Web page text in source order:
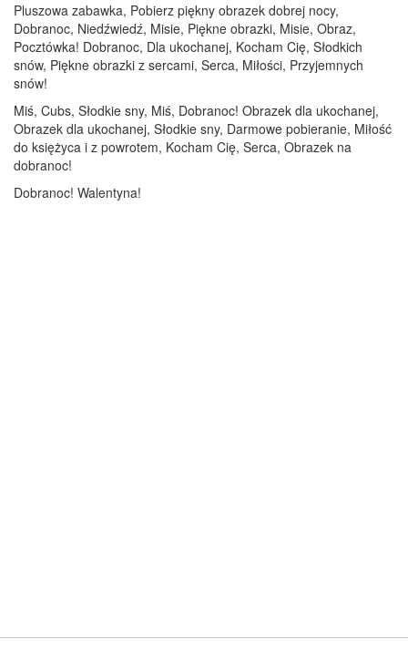
Pluszowa zabawka, Pobierz piękny obrazek dobrej nocy,
Dobranoc, Niedźwiedź, Misie, Piękne obrazki, Misie, Obraz,
Pocztówka! Dobranoc, Dla ukochanej, Kocham Cię, Słodkich
snów, Piękne obrazki z sercami, Serca, Miłości, Przyjemnych
snów!
Miś, Cubs, Słodkie sny, Miś, Dobranoc! Obrazek dla ukochanej,
Obrazek dla ukochanej, Słodkie sny, Darmowe pobieranie, Miłość
do księżyca i z powrotem, Kocham Cię, Serca, Obrazek na
dobranoc!
Dobranoc! Walentyna!